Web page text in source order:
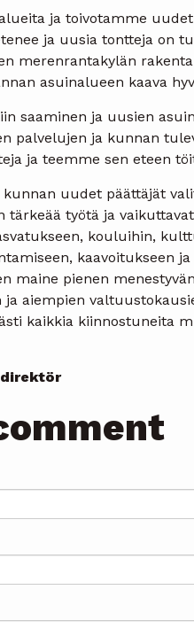
ja toivotamme
ja uusia tontteja on
merenrantakylän
asuinalueen kaava
saaminen ja uusien
palvelujen ja kunnan
ja teemme sen eteen
kunnan uudet päättäjät
työtä ja
kouluihin,
kaavoitukseen
maine pienen
ja aiempien
kaikkia kiinnostuneita